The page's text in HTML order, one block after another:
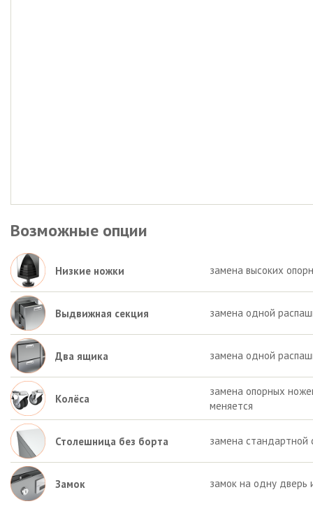
Возможные опции
Низкие ножки замена высоких
Выдвижная секция замена одной
Два ящика замена одной
Колёса
замена опорных
меняется
Столешница без борта замена стандартной
Замок замок на одну дверь